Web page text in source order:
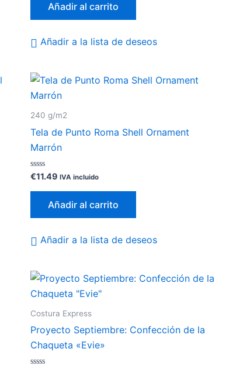
Añadir al carrito
Añadir a la lista de deseos
240 g/m2
Tela de Punto Roma Shell Ornament
Marrón
Valorado
0
€11.49 IVA incluido
Añadir al carrito
Añadir a la lista de deseos
Costura Express
Proyecto Septiembre: Confección de la
Chaqueta «Evie»